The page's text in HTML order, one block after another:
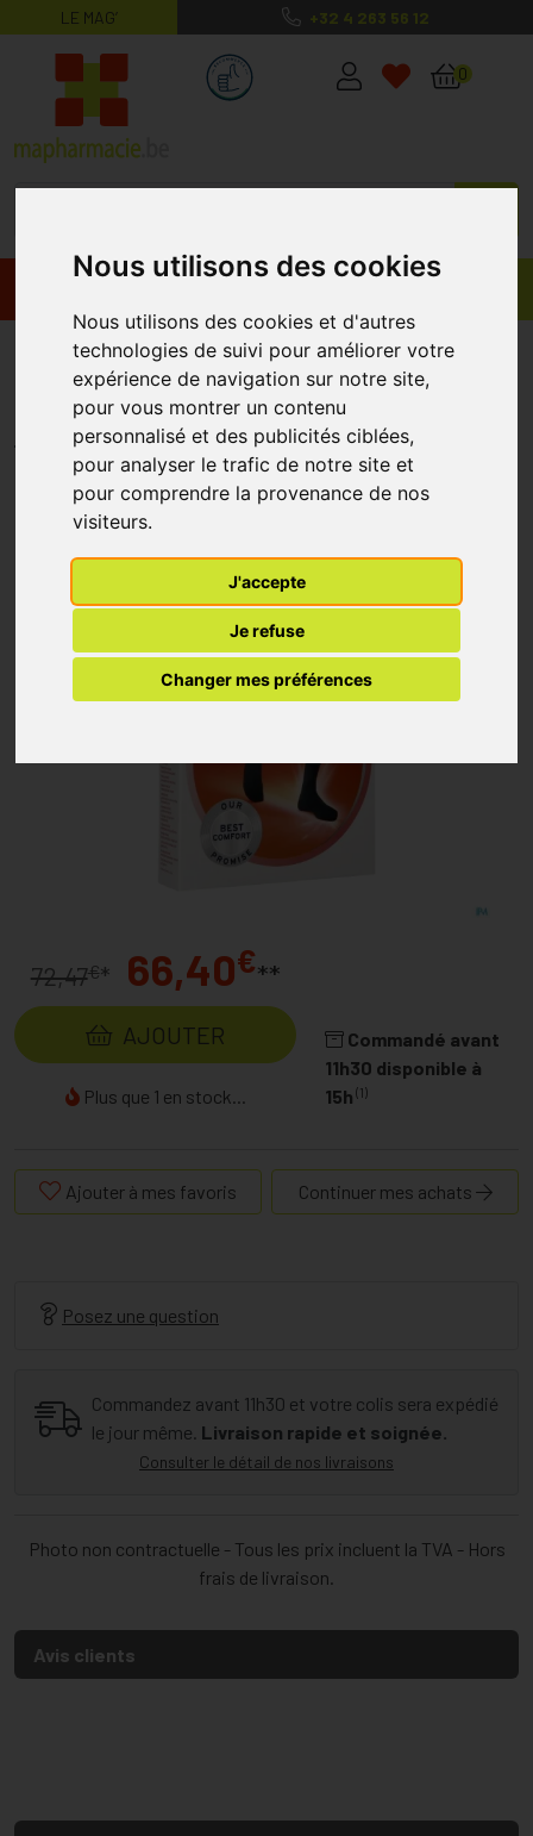
Nous utilisons des cookies
Nous utilisons des cookies et d'autres
technologies de suivi pour améliorer votre
expérience de navigation sur notre site,
pour vous montrer un contenu
personnalisé et des publicités ciblées,
pour analyser le trafic de notre site et
pour comprendre la provenance de nos
visiteurs.
J'accepte
Je refuse
Changer mes préférences
LE MAG’ +32 4 263 56 12
MaPharmacie.be ma santé, mes
0
Jobst For Men Ambition Cl1
Adulte Long Black Ii 1p
JOBST
72,47€* 66,40€**
AJOUTER
Plus que 1 en stock...
Commandé avant
11h30 disponible à
15h (1)
Ajouter à mes favoris Continuer mes achats
Posez une question
Commandez avant 11h30 et votre colis sera expédié
le jour même. Livraison rapide et soignée.
Consulter le détail de nos livraisons
Photo non contractuelle - Tous les prix incluent la TVA - Hors
frais de livraison.
Avis clients